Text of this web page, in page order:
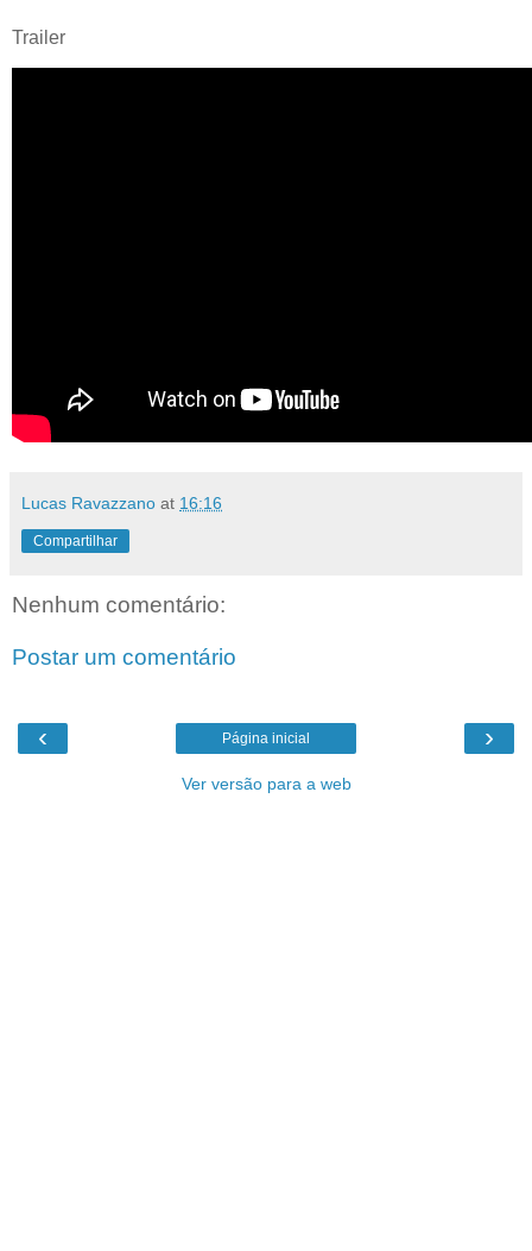
Trailer
Lucas Ravazzano at 16:16
Compartilhar
Nenhum comentário:
Postar um comentário
‹ ›
Página inicial
Ver versão para a web